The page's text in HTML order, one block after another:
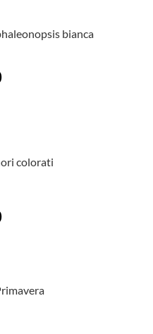
bianca
colorati